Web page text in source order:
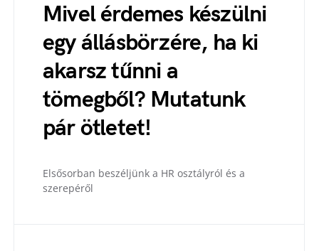
Mivel érdemes készülni
egy állásbörzére, ha ki
akarsz tűnni a
tömegből? Mutatunk
pár ötletet!
Elsősorban beszéljünk a HR osztályról és a
szerepéről